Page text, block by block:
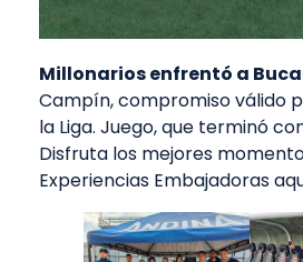
Millonarios enfrentó a
Campín, compromiso válido
la Liga. Juego, que terminó
Disfruta los mejores
Experiencias Embajadoras